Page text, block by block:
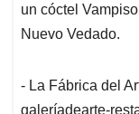
un cóctel
Nuevo Vedado.
- La Fábrica del
galeríadearte-